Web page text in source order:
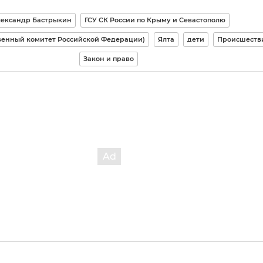
Бастрыкин ГСУ СК России по Крыму и Севастополю
комитет Российской Федерации) Ялта дети
Закон и право